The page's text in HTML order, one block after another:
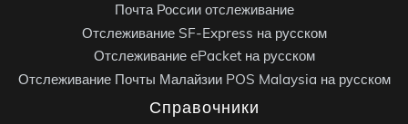
Почта России отслеживание
Отслеживание SF-Express на русском
Отслеживание ePacket на русском
Отслеживание Почты Малайзии POS Malaysia на русском
Справочники